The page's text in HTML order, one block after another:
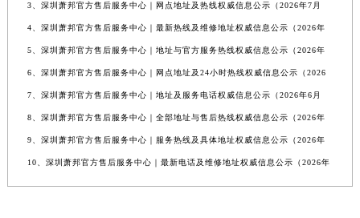
3、深圳萧邦官方售后服务中心｜网点地址及热线权威信息公示（2026年7月
4、深圳萧邦官方售后服务中心｜最新热线及维修地址权威信息公示（2026年
5、深圳萧邦官方售后服务中心｜地址与官方服务热线权威信息公示（2026年
6、深圳萧邦官方售后服务中心｜网点地址及24小时热线权威信息公示（2026
7、深圳萧邦官方售后服务中心｜地址及服务电话权威信息公示（2026年6月
8、深圳萧邦官方售后服务中心｜全部地址与售后热线权威信息公示（2026年
9、深圳萧邦官方售后服务中心｜服务热线及具体地址权威信息公示（2026年
10、深圳萧邦官方售后服务中心｜最新电话及维修地址权威信息公示（2026年